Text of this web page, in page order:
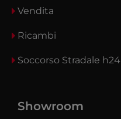
Vendita
Ricambi
Soccorso Stradale h24
Showroom